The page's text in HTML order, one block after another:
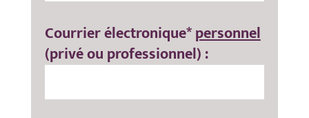
Courrier électronique*personnel
(privé ou professionnel) :